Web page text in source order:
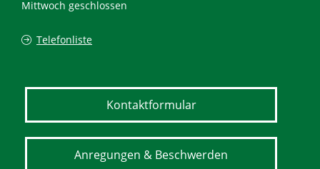
Mittwoch geschlossen
Telefonliste
Kontaktformular
Anregungen & Beschwerden